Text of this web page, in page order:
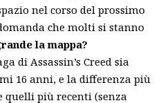
nel corso del prossimo
che molti si stanno
la mappa?
di Assassin’s Creed sia
16 anni, e la differenza più
più recenti (senza